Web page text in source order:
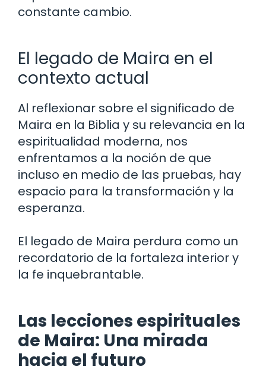
constante cambio.
El legado de Maira en el
contexto actual
Al reflexionar sobre el significado de
Maira en la Biblia y su relevancia en la
espiritualidad moderna, nos
enfrentamos a la noción de que
incluso en medio de las pruebas, hay
espacio para la transformación y la
esperanza.
El legado de Maira perdura como un
recordatorio de la fortaleza interior y
la fe inquebrantable.
Las lecciones espirituales
de Maira: Una mirada
hacia el futuro